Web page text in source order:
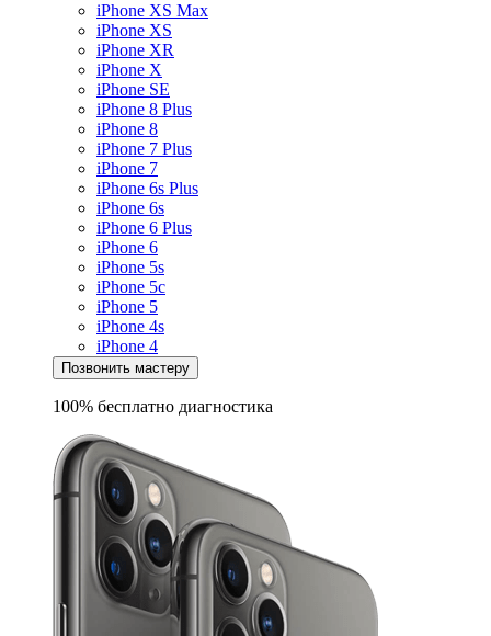
iPhone XS Max
iPhone XS
iPhone XR
iPhone X
iPhone SE
iPhone 8 Plus
iPhone 8
iPhone 7 Plus
iPhone 7
iPhone 6s Plus
iPhone 6s
iPhone 6 Plus
iPhone 6
iPhone 5s
iPhone 5c
iPhone 5
iPhone 4s
iPhone 4
Позвонить мастеру
100% бесплатно диагностика